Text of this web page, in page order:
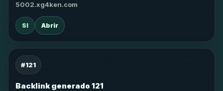
5002.xg4ken.com
SI Abrir
#121
Backlink generado 121